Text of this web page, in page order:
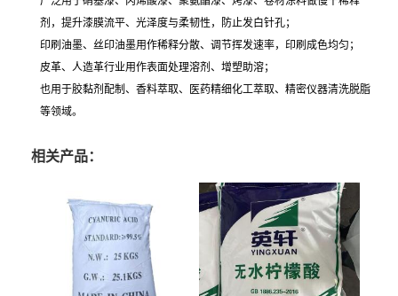
剂，提升漆膜流平、光泽度与柔韧性，防止发白针孔；
印刷油墨、丝印油墨用作稀释分散、调节挥发速率，印刷成色均匀；
皮革、人造革行业用作表面处理溶剂、增塑助溶；
也用于胶黏剂配制、香料萃取、医药精细化工萃取、精密仪器清洗脱脂
等领域。
相关产品：